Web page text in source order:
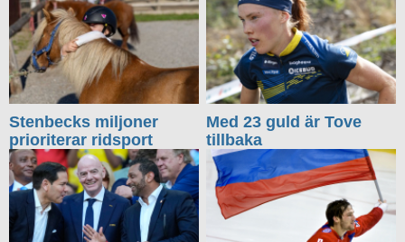
Stenbecks miljoner
prioriterar ridsport
Med 23 guld är Tove
tillbaka